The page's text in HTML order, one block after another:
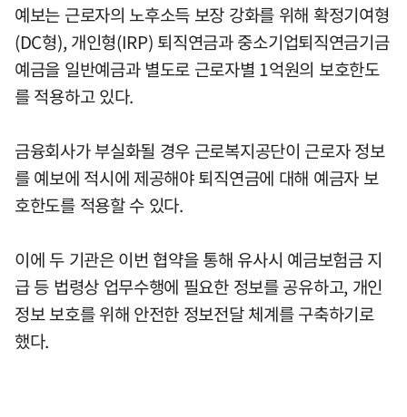
예보는 근로자의 노후소득 보장 강화를 위해 확정기여형
(DC형), 개인형(IRP) 퇴직연금과 중소기업퇴직연금기금
예금을 일반예금과 별도로 근로자별 1억원의 보호한도
를 적용하고 있다.
금융회사가 부실화될 경우 근로복지공단이 근로자 정보
를 예보에 적시에 제공해야 퇴직연금에 대해 예금자 보
호한도를 적용할 수 있다.
이에 두 기관은 이번 협약을 통해 유사시 예금보험금 지
급 등 법령상 업무수행에 필요한 정보를 공유하고, 개인
정보 보호를 위해 안전한 정보전달 체계를 구축하기로
했다.